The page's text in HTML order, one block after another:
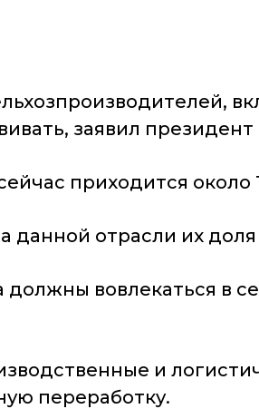
заявил
приходится около
отрасли их
вовлекаться в
и
переработку.